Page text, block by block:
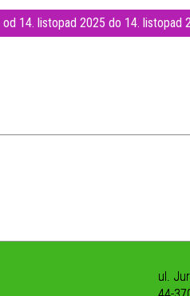
od 14. listopad 2025 do 14. listopad
ul.